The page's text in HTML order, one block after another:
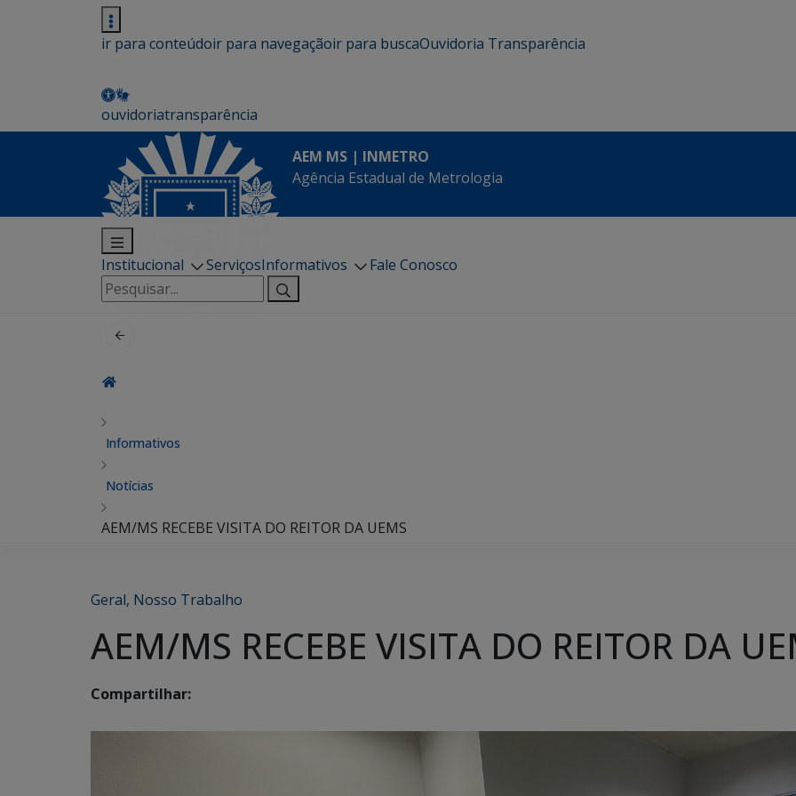
ir para conteúdoir para navegaçãoir para buscaOuvidoria Transparência
ouvidoriatransparência
AEM MS | INMETRO
Agência Estadual de Metrologia
Institucional ServiçosInformativos
Fale Conosco
Pesquisar
por:
Informativos
Notícias
AEM/MS RECEBE VISITA DO REITOR DA UEMS
Geral, Nosso Trabalho
AEM/MS RECEBE VISITA DO REITOR DA
Compartilhar: